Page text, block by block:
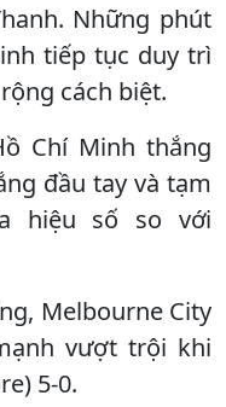
Những phút
tiếp tục duy trì
cách biệt.
Chí Minh thắng
đầu tay và tạm
hiệu số so với
Melbourne City
vượt trội khi
5-0.